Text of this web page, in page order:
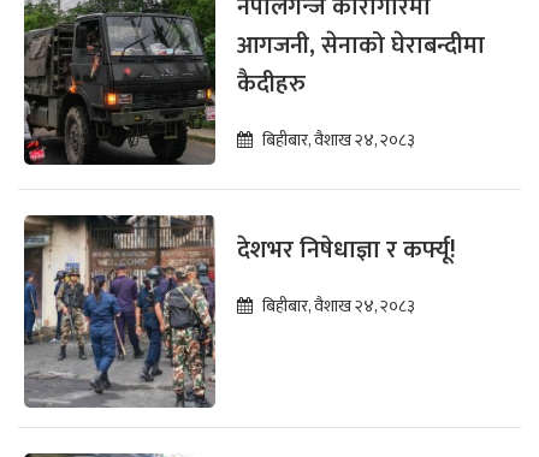
आगजनी, सेनाको घेराबन्दीमा
कैदीहरु
बिहीबार, वैशाख २४, २०८३
देशभर निषेधाज्ञा र कर्फ्यू!
बिहीबार, वैशाख २४, २०८३